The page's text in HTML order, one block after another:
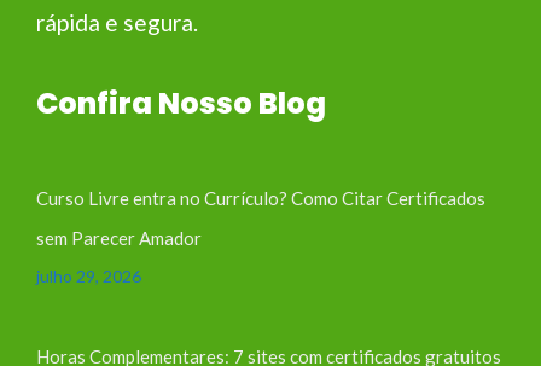
rápida e segura.
Confira Nosso Blog
Curso Livre entra no Currículo? Como Citar Certificados
sem Parecer Amador
julho 29, 2026
Horas Complementares: 7 sites com certificados gratuitos